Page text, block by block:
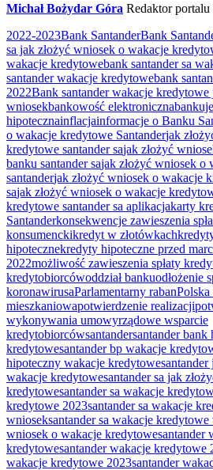
Michał Bożydar Góra Redaktor
2022-2023Bank SantanderBank
sa jak złożyć wniosek o wakacje
wakacje kredytowebank santander sa
santander wakacje kredytowebank
2022Bank santander wakacje kredytowe
wniosekbankowość elektroniczna
hipotecznainflacjainformacje o Banku
o wakacje kredytowe Santanderjak
kredytowe santander sajak złożyć
banku santander sajak złożyć wniosek o
santanderjak złożyć wniosek o wakacje
sajak złożyć wniosek o wakacje
kredytowe santander sa aplikacjakarty
Santanderkonsekwencje zawieszenia
konsumenckikredyt w złotówkach
hipotecznekredyty hipoteczne przed
2022możliwość zawieszenia spłaty
kredytobiorcówoddział bankuodłożenie
koronawirusaParlamentarny rabanPolska
mieszkaniowapotwierdzenie realizacji
wykonywania umowyrządowe wsparcie
kredytobiorcówsantandersantander
kredytowesantander bp wakacje
hipoteczny wakacje kredytowe
wakacje kredytowesantander sa jak
kredytowesantander sa wakacje
kredytowe 2023santander sa wakacje
wnioseksantander sa wakacje
wniosek o wakacje kredytowesantander
kredytowesantander wakacje kredytowe
wakacje kredytowe 2023santander